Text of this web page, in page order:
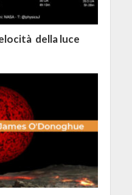
della luce